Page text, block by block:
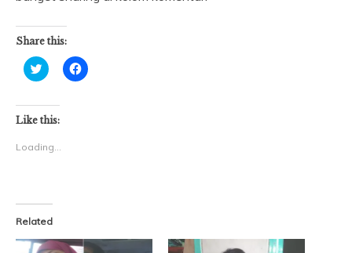
Share this:
Click
to
Twitter
(Opens
in
window)
Click
to
Like this:
Loading...
Related